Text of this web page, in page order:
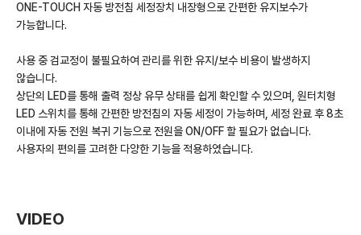
ONE-TOUCH 자동 방전침 세정장치 내장형으로 간편한 유지보수가
가능합니다.
사용 중 검교정이 불필요하여 관리를 위한 유지/보수 비용이 발생하지
않습니다.
상단의 LED를 통해 출력 정상 유무 상태를 쉽게 확인할 수 있으며, 원터치형
LED 스위치를 통해 간편한 방전침의 자동 세정이 가능하며, 세정 완료 후 8초
이내에 자동 전원 복귀 기능으로 전원을 ON/OFF 할 필요가 없습니다.
사용자의 편의를 고려한 다양한 기능을 적용하였습니다.
VIDEO